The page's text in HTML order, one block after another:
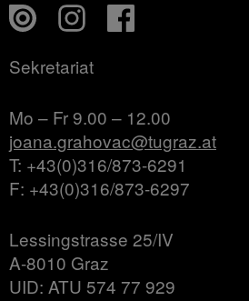
Sekretariat
Mo – Fr 9.00 – 12.00
joana.grahovac@tugraz.at
T: +43(0)316/873-6291
F: +43(0)316/873-6297
Lessingstrasse 25/IV
A-8010 Graz
UID: ATU 574 77 929